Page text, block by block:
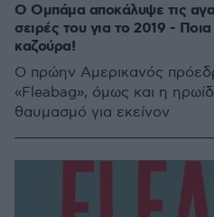
Ο Ομπάμα αποκάλυψε τις
σειρές του για το 2019 -
καζούρα!
O πρώην Αμερικανός
«Fleabag», όμως και η
θαυμασμό για εκείνον